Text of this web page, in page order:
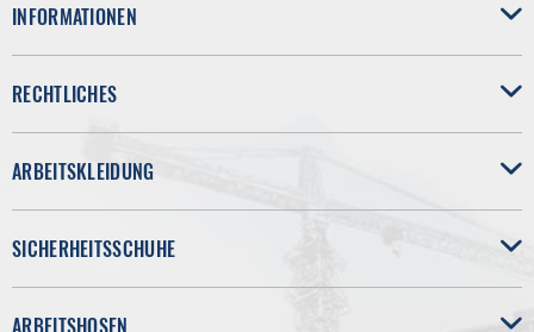
INFORMATIONEN
RECHTLICHES
ARBEITSKLEIDUNG
SICHERHEITSSCHUHE